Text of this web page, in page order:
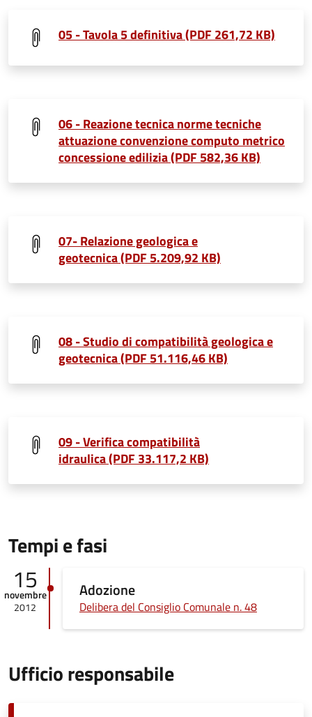
05 - Tavola 5 definitiva (PDF 261,72 KB)
06 - Reazione tecnica norme tecniche
attuazione convenzione computo metrico
concessione edilizia (PDF 582,36 KB)
07- Relazione geologica e
geotecnica (PDF 5.209,92 KB)
08 - Studio di compatibilità geologica e
geotecnica (PDF 51.116,46 KB)
09 - Verifica compatibilità
idraulica (PDF 33.117,2 KB)
Tempi e fasi
15
novembre
2012
Adozione
Delibera del Consiglio Comunale n. 48
Ufficio responsabile